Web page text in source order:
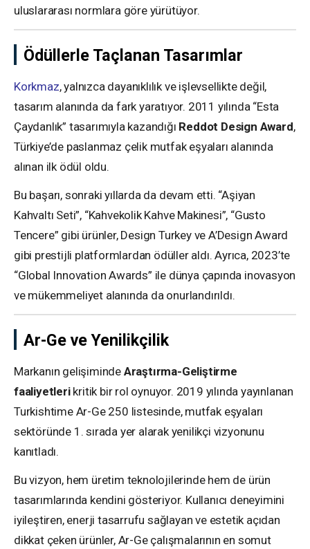
uluslararası normlara göre yürütüyor.
Ödüllerle Taçlanan Tasarımlar
Korkmaz, yalnızca dayanıklılık ve işlevsellikte değil,
tasarım alanında da fark yaratıyor. 2011 yılında “Esta
Çaydanlık” tasarımıyla kazandığı Reddot Design Award,
Türkiye’de paslanmaz çelik mutfak eşyaları alanında
alınan ilk ödül oldu.
Bu başarı, sonraki yıllarda da devam etti. “Aşiyan
Kahvaltı Seti”, “Kahvekolik Kahve Makinesi”, “Gusto
Tencere” gibi ürünler, Design Turkey ve A’Design Award
gibi prestijli platformlardan ödüller aldı. Ayrıca, 2023’te
“Global Innovation Awards” ile dünya çapında inovasyon
ve mükemmeliyet alanında da onurlandırıldı.
Ar-Ge ve Yenilikçilik
Markanın gelişiminde Araştırma-Geliştirme
faaliyetlerikritik bir rol oynuyor. 2019 yılında yayınlanan
Turkishtime Ar-Ge 250 listesinde, mutfak eşyaları
sektöründe 1. sırada yer alarak yenilikçi vizyonunu
kanıtladı.
Bu vizyon, hem üretim teknolojilerinde hem de ürün
tasarımlarında kendini gösteriyor. Kullanıcı deneyimini
iyileştiren, enerji tasarrufu sağlayan ve estetik açıdan
dikkat çeken ürünler, Ar-Ge çalışmalarının en somut